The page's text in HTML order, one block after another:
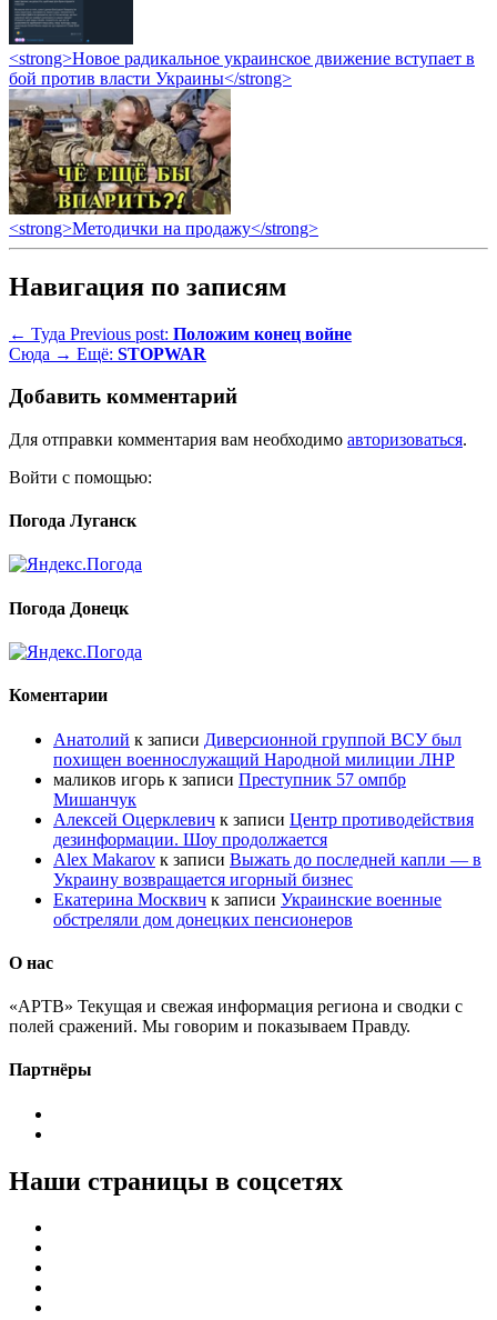
<strong>Новое радикальное украинское движение вступает в
бой против власти Украины</strong>
<strong>Методички на продажу</strong>
Навигация по записям
← Туда Previous post: Положим конец войне
Сюда → Ещё: STOPWAR
Добавить комментарий
Для отправки комментария вам необходимо авторизоваться.
Войти с помощью:
Погода Луганск
Погода Донецк
Коментарии
Анатолий к записи Диверсионной группой ВСУ был
похищен военнослужащий Народной милиции ЛНР
маликов игорь к записи Преступник 57 омпбр
Мишанчук
Алексей Оцерклевич к записи Центр противодействия
дезинформации. Шоу продолжается
Alex Makarov к записи Выжать до последней капли — в
Украину возвращается игорный бизнес
Екатерина Москвич к записи Украинские военные
обстреляли дом донецких пенсионеров
О нас
«АРТВ» Текущая и свежая информация региона и сводки с
полей сражений. Мы говорим и показываем Правду.
Партнёры
Наши страницы в соцсетях